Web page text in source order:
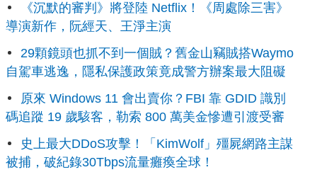
《沉默的審判》將登陸 Netflix！《周處除三害》
導演新作，阮經天、王淨主演
29顆鏡頭也抓不到一個賊？舊金山竊賊搭Waymo
自駕車逃逸，隱私保護政策竟成警方辦案最大阻礙
原來 Windows 11 會出賣你？FBI 靠 GDID 識別
碼追蹤 19 歲駭客，勒索 800 萬美金慘遭引渡受審
史上最大DDoS攻擊！「KimWolf」殭屍網路主謀
被捕，破紀錄30Tbps流量癱瘓全球！